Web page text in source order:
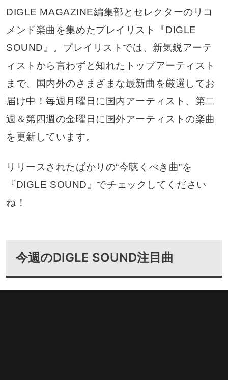
DIGLE MAGAZINE編集部とセレクターのリコ
メンド楽曲を集めたプレイリスト『DIGLE
SOUND』。プレイリストでは、新気鋭アーテ
ィストから言わずと知れたトップアーティスト
まで、国内外のさまざまな最新曲を厳選してお
届け中！毎週月曜日に国内アーティスト、第二
週＆第四週の金曜日に国外アーティストの楽曲
を更新しています。
リリースされたばかりの“今聴くべき曲”を
『DIGLE SOUND』でチェックしてください
ね！
今週のDIGLE SOUND注目曲